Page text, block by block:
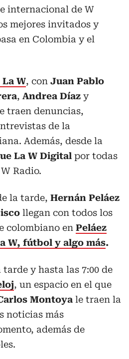
internacional de W
mejores invitados y
en Colombia y el
La W, con Juan Pablo
, Andrea Díaz y
traen denuncias,
de la
Además, desde la
La W Digital por todas
Radio.
la tarde, Hernán Peláez
llegan con todos los
colombiano en Peláez
W, fútbol y algo más.
tarde y hasta las 7:00 de
, un espacio en el que
Montoya le traen la
noticias más
además de